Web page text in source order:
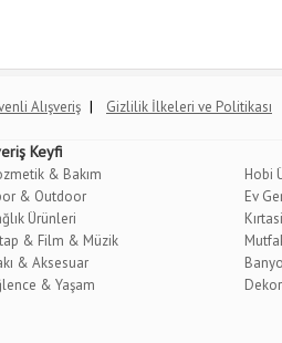
Alışveriş | Gizlilik İlkeleri ve Politikası
Keyfi
& Bakım
& Outdoor
Ürünleri
& Film & Müzik
& Aksesuar
& Yaşam
Hobi
Ev